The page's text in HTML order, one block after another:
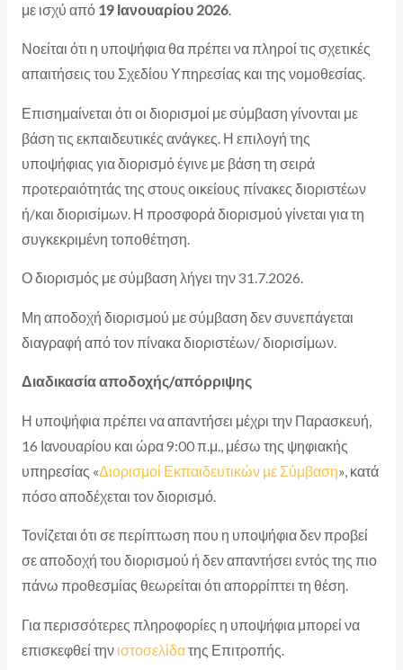
με ισχύ από 19 Ιανουαρίου2026.
Νοείται ότι η υποψήφια θα πρέπει να πληροί τις σχετικές
απαιτήσεις του Σχεδίου Υπηρεσίας και της νομοθεσίας.
Επισημαίνεται ότι οι διορισμοί με σύμβαση γίνονται με
βάση τις εκπαιδευτικές ανάγκες. Η επιλογή της
υποψήφιας για διορισμό έγινε με βάση τη σειρά
προτεραιότητάς της στους οικείους πίνακες διοριστέων
ή/και διορισίμων. Η προσφορά διορισμού γίνεται για τη
συγκεκριμένη τοποθέτηση.
Ο διορισμός με σύμβαση λήγει την 31.7.2026.
Μη αποδοχή διορισμού με σύμβαση δεν συνεπάγεται
διαγραφή από τον πίνακα διοριστέων/ διορισίμων.
Διαδικασία αποδοχής/απόρριψης
Η υποψήφια πρέπει να απαντήσει μέχρι την Παρασκευή,
16 Ιανουαρίου και ώρα 9:00 π.μ., μέσω της ψηφιακής
υπηρεσίας «Διορισμοί Εκπαιδευτικών με Σύμβαση», κατά
πόσο αποδέχεται τον διορισμό.
Τονίζεται ότι σε περίπτωση που η υποψήφια δεν προβεί
σε αποδοχή του διορισμού ή δεν απαντήσει εντός της πιο
πάνω προθεσμίας θεωρείται ότι απορρίπτει τη θέση.
Για περισσότερες πληροφορίες η υποψήφια μπορεί να
επισκεφθεί την ιστοσελίδατης Επιτροπής.